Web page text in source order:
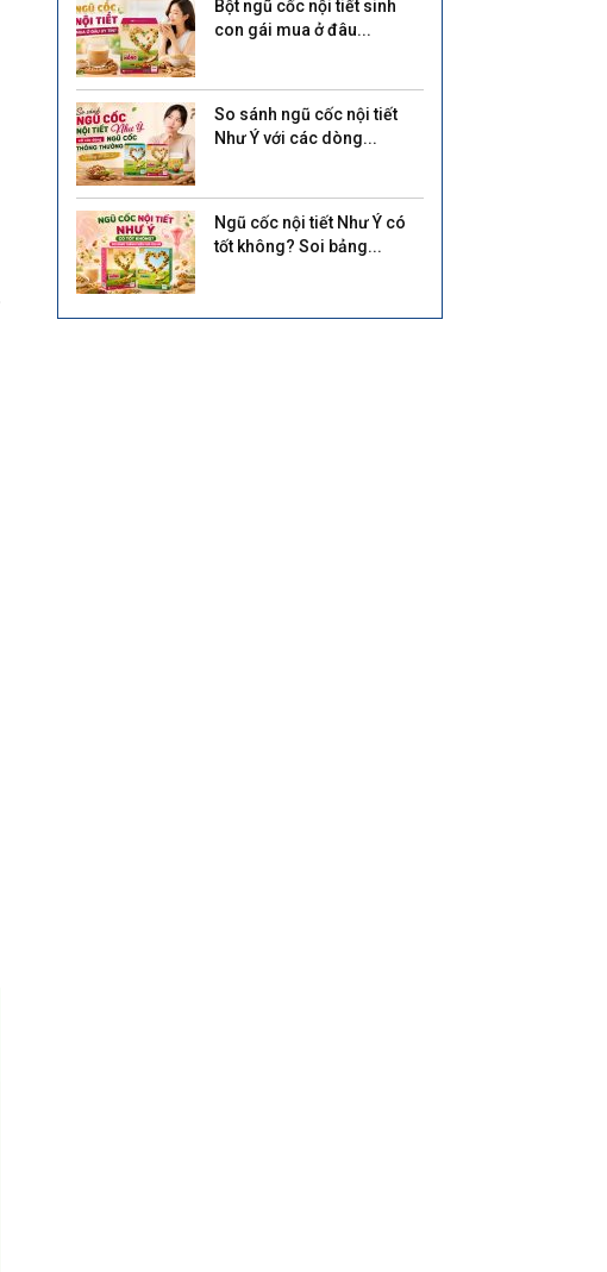
Bột ngũ cốc nội tiết sinh
con gái mua ở đâu...
So sánh ngũ cốc nội tiết
Như Ý với các dòng...
Ngũ cốc nội tiết Như Ý có
tốt không? Soi bảng...